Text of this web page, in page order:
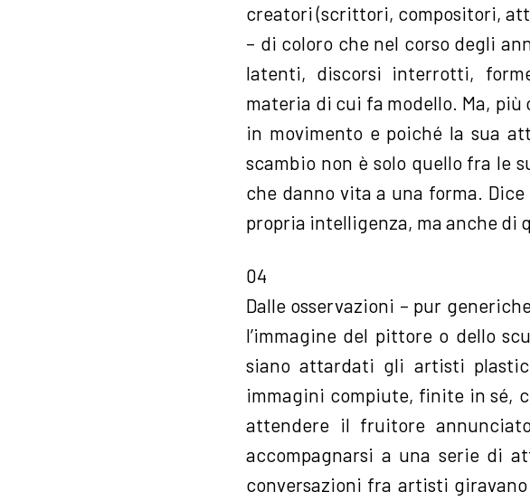
creatori (scrittori, compositori,
– di coloro che nel corso degli
latenti, discorsi interrotti,
materia di cui fa modello. Ma,
in movimento e poiché la sua
scambio non è solo quello fra le
che danno vita a una forma.
propria intelligenza, ma anche di
04
Dalle osservazioni – pur
l’immagine del pittore o dello
siano attardati gli artisti
immagini compiute, finite in sé,
attendere il fruitore
accompagnarsi a una serie di
conversazioni fra artisti